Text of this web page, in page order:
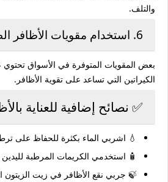
والتلف.
6. استخدام مقويات الأظافر الطبيعية 🧴
بعض المقويات المتوفرة في الأسواق
الكيراتين التي تساعد على تقوية الأظافر.
✅ نصائح إضافية للعناية
💧 اشربي الماء بكثرة للحفاظ على
🧴 استخدمي الكريمات المرطبة لليدين
🍃 جربي نقع الأظافر في زيت الزيتون